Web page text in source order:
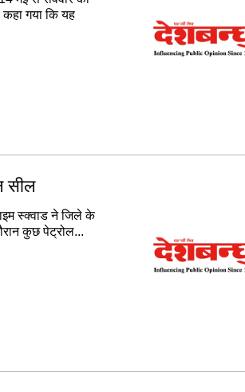
गया कि यह
सील
स्क्वाड ने जिले के
कुछ पेट्रोल...